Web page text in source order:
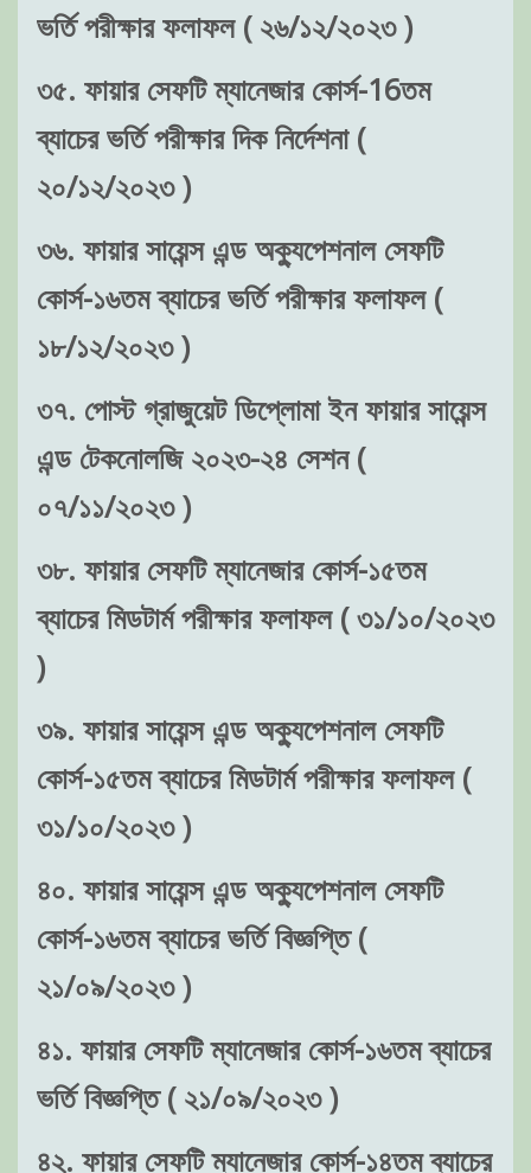
ভর্তি পরীক্ষার ফলাফল ( ২৬/১২/২০২৩ )
৩৫. ফায়ার সেফটি ম্যানেজার কোর্স-16তম
ব্যাচের ভর্তি পরীক্ষার দিক নির্দেশনা (
২০/১২/২০২৩ )
৩৬. ফায়ার সায়েন্স এন্ড অক্যুপেশনাল সেফটি
কোর্স-১৬তম ব্যাচের ভর্তি পরীক্ষার ফলাফল (
১৮/১২/২০২৩ )
৩৭. পোস্ট গ্রাজুয়েট ডিপ্লোমা ইন ফায়ার সায়েন্স
এন্ড টেকনোলজি ২০২৩-২৪ সেশন (
০৭/১১/২০২৩ )
৩৮. ফায়ার সেফটি ম্যানেজার কোর্স-১৫তম
ব্যাচের মিডটার্ম পরীক্ষার ফলাফল ( ৩১/১০/২০২৩
)
৩৯. ফায়ার সায়েন্স এন্ড অক্যুপেশনাল সেফটি
কোর্স-১৫তম ব্যাচের মিডটার্ম পরীক্ষার ফলাফল (
৩১/১০/২০২৩ )
৪০. ফায়ার সায়েন্স এন্ড অক্যুপেশনাল সেফটি
কোর্স-১৬তম ব্যাচের ভর্তি বিজ্ঞপ্তি (
২১/০৯/২০২৩ )
৪১. ফায়ার সেফটি ম্যানেজার কোর্স-১৬তম ব্যাচের
ভর্তি বিজ্ঞপ্তি ( ২১/০৯/২০২৩ )
৪২. ফায়ার সেফটি ম্যানেজার কোর্স-১৪তম ব্যাচের